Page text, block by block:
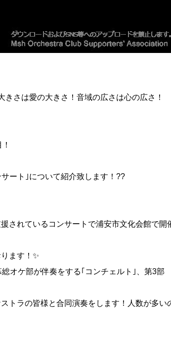
さは愛の大きさ！音域の広さは心の広さ！
ート｣について紹介致します！??
されているコンサートで浦安市文化会館で開
ます！✨
オケ部が伴奏をする｢コンチェルト｣、第3部
トラの皆様と合同演奏をします！人数が多い